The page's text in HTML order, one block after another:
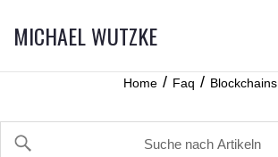
MICHAEL WUTZKE
Home / Faq / Blockchains